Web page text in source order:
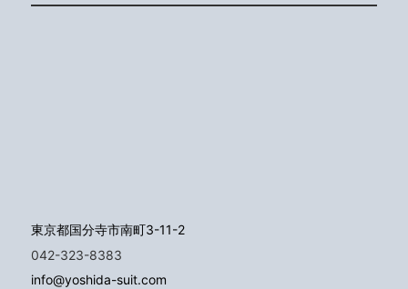
東京都国分寺市南町3-11-2
042-323-8383
info@yoshida-suit.com